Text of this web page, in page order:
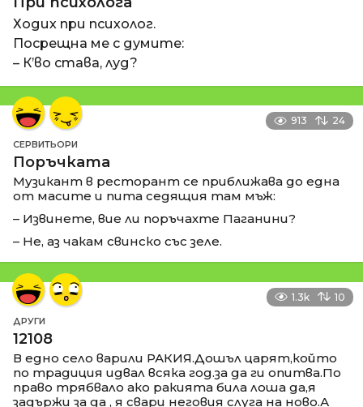
Ходих при психолог.
Посрещна ме с думите:
– К’во става, луд?
913 24
СЕРВИТЬОРИ
Поръчката
Музикант в ресторант се приближава до една
от масите и пита седящия там мъж:
– Извинете, вие ли поръчахте Паганини?
– Не, аз чакам свинско със зеле.
1.3k 10
ДРУГИ
12108
В едно село варили РАКИЯ.Дошъл царят,който
по традиция идвал всяка год.за да ги опитва.По
право трябвало ако ракията била лоша да,я
задържи за да , я свари неговия слуга на ново.А